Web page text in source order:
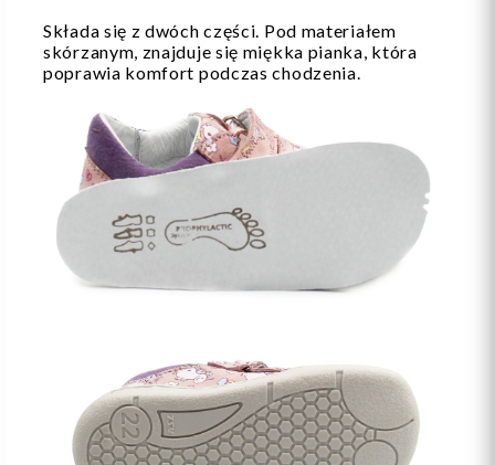
Składa się z dwóch części. Pod materiałem
skórzanym, znajduje się miękka pianka, która
poprawia komfort podczas chodzenia.